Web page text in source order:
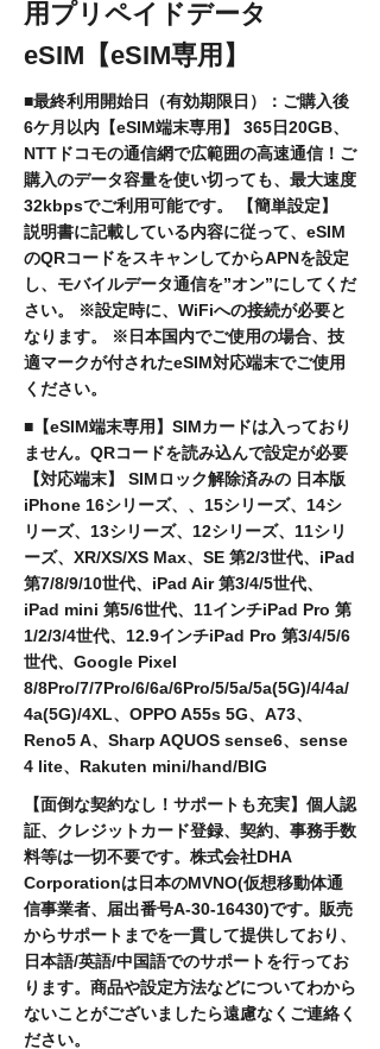
用プリペイドデータ
eSIM【eSIM専用】
■最終利用開始日（有効期限日）：ご購入後
6ケ月以内【eSIM端末専用】 365日20GB、
NTTドコモの通信網で広範囲の高速通信！ご
購入のデータ容量を使い切っても、最大速度
32kbpsでご利用可能です。 【簡単設定】
説明書に記載している内容に従って、eSIM
のQRコードをスキャンしてからAPNを設定
し、モバイルデータ通信を”オン”にしてくだ
さい。 ※設定時に、WiFiへの接続が必要と
なります。 ※日本国内でご使用の場合、技
適マークが付されたeSIM対応端末でご使用
ください。
■【eSIM端末専用】SIMカードは入っており
ません。QRコードを読み込んで設定が必要
【対応端末】 SIMロック解除済みの 日本版
iPhone 16シリーズ、、15シリーズ、14シ
リーズ、13シリーズ、12シリーズ、11シリ
ーズ、XR/XS/XS Max、SE 第2/3世代、iPad
第7/8/9/10世代、iPad Air 第3/4/5世代、
iPad mini 第5/6世代、11インチiPad Pro 第
1/2/3/4世代、12.9インチiPad Pro 第3/4/5/6
世代、Google Pixel
8/8Pro/7/7Pro/6/6a/6Pro/5/5a/5a(5G)/4/4a/
4a(5G)/4XL、OPPO A55s 5G、A73、
Reno5 A、Sharp AQUOS sense6、sense
4 lite、Rakuten mini/hand/BIG
【面倒な契約なし！サポートも充実】個人認
証、クレジットカード登録、契約、事務手数
料等は一切不要です。株式会社DHA
Corporationは日本のMVNO(仮想移動体通
信事業者、届出番号A-30-16430)です。販売
からサポートまでを一貫して提供しており、
日本語/英語/中国語でのサポートを行ってお
ります。商品や設定方法などについてわから
ないことがございましたら遠慮なくご連絡く
ださい。